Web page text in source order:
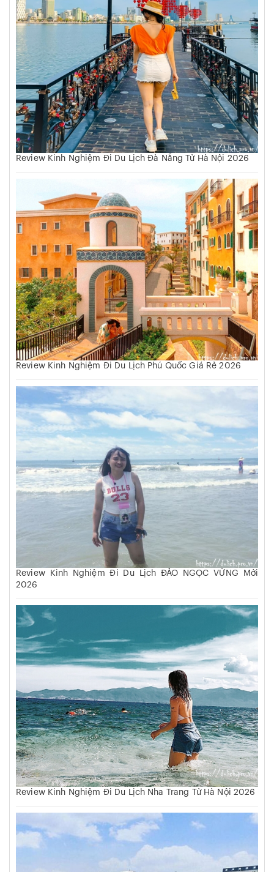
Review Kinh Nghiệm Đi Du Lịch Đà Nẵng Từ Hà Nội 2026
Review Kinh Nghiệm Đi Du Lịch Phú Quốc Giá Rẻ 2026
Review Kinh Nghiệm Đi Du Lịch ĐẢO NGỌC VỪNG Mới
2026
Review Kinh Nghiệm Đi Du Lịch Nha Trang Từ Hà Nội 2026